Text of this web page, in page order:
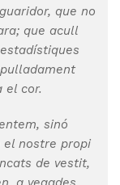
que no
que acull
el cor.
sinó
el nostre propi
de vestit,